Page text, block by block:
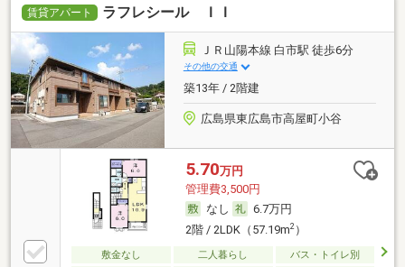
賃貸アパート ラフレシール ＩＩ
ＪＲ山陽本線 白市駅 徒歩6分
その他の交通
築13年 / 2階建
広島県東広島市高屋町小谷
5.70万円
管理費3,500円
なし
6.7万円
2階 / 2LDK（57.19m2）
敷金なし 二人暮らし
バス・トイレ別